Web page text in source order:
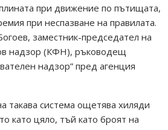
при движение по пътищата,
при неспазване на правилата.
заместник-председател на
надзор (КФН), ръководещ
надзор” пред агенция
такава система ощетява хиляди
като цяло, тъй като броят на